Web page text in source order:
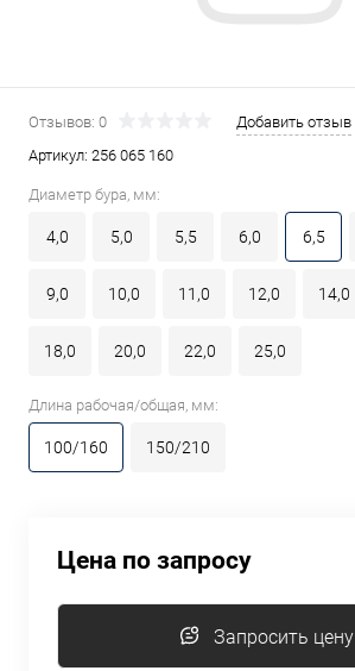
Отзывов: 0
Добавить отзыв
Артикул: 256 065 160
Диаметр бура, мм:
4,0 5,0 5,5 6,0 6,5
9,0 10,0 11,0 12,0 14,0
18,0 20,0 22,0 25,0
Длина рабочая/общая, мм:
100/160 150/210
Цена по запросу
Запросить цену